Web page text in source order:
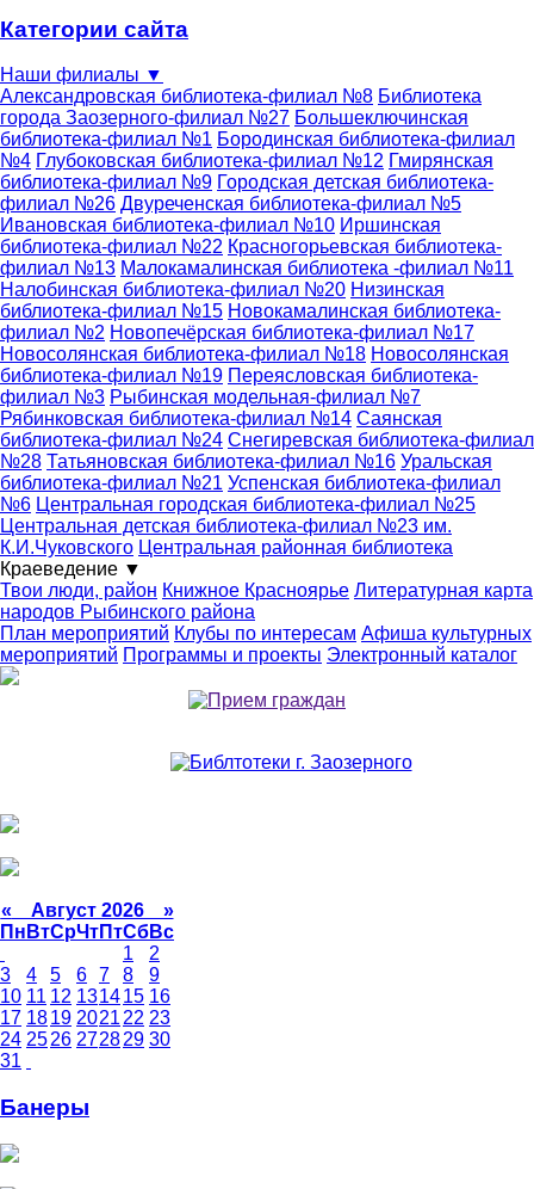
Категории сайта
Наши филиалы ▼
Александровская библиотека-филиал №8 Библиотека
города Заозерного-филиал №27 Большеключинская
библиотека-филиал №1 Бородинская библиотека-филиал
№4 Глубоковская библиотека-филиал №12 Гмирянская
библиотека-филиал №9 Городская детская библиотека-
филиал №26 Двуреченская библиотека-филиал №5
Ивановская библиотека-филиал №10 Иршинская
библиотека-филиал №22 Красногорьевская библиотека-
филиал №13 Малокамалинская библиотека -филиал №11
Налобинская библиотека-филиал №20 Низинская
библиотека-филиал №15 Новокамалинская библиотека-
филиал №2 Новопечёрская библиотека-филиал №17
Новосолянская библиотека-филиал №18 Новосолянская
библиотека-филиал №19 Переясловская библиотека-
филиал №3 Рыбинская модельная-филиал №7
Рябинковская библиотека-филиал №14 Саянская
библиотека-филиал №24 Снегиревская библиотека-филиал
№28 Татьяновская библиотека-филиал №16 Уральская
библиотека-филиал №21 Успенская библиотека-филиал
№6 Центральная городская библиотека-филиал №25
Центральная детская библиотека-филиал №23 им.
К.И.Чуковского Центральная районная библиотека
Краеведение ▼
Твои люди, район Книжное Красноярье Литературная карта
народов Рыбинского района
План мероприятий Клубы по интересам Афиша культурных
мероприятий Программы и проекты Электронный каталог
« Август 2026 »
Пн ВтСрЧтПтСбВс
1
2
3
4 5 6 7 8
9
10 11 12 131415 16
17 1819 2021 22 23
24 2526 272829 30
31
Банеры